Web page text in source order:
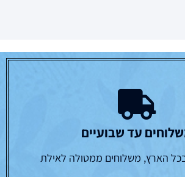
עד שבועיים
הארץ, משלוחים ממטולה לאילת